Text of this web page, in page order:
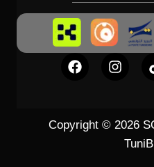
Copyright © 2026